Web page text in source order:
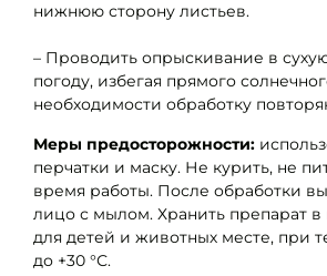
нижнюю сторону листьев.
– Проводить опрыскивание в
погоду, избегая прямого
необходимости обработку
Меры предосторожности:
перчатки и маску. Не курить, не
время работы. После обработки
лицо с мылом. Хранить препарат в
для детей и животных месте, при
до +30 °С.